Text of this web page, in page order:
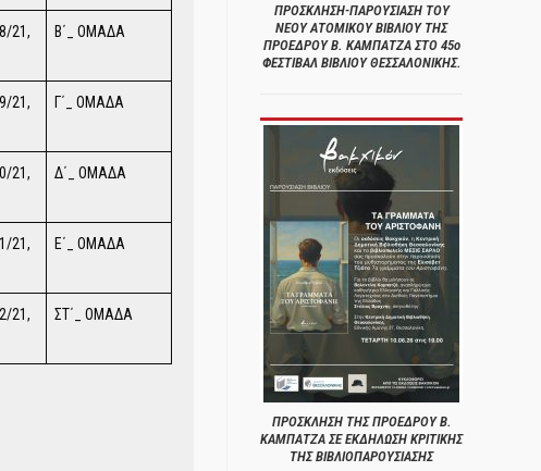
21,
Β΄_ ΟΜΑΔΑ
21,
Γ΄_ ΟΜΑΔΑ
21,
Δ΄_ ΟΜΑΔΑ
21,
Ε΄_ ΟΜΑΔΑ
21,
ΣΤ΄_ ΟΜΑΔΑ
ΠΡΟΣΚΛΗΣΗ-ΠΑΡΟΥΣΙΑΣΗ ΤΟΥ
ΝΕΟΥ ΑΤΟΜΙΚΟΥ ΒΙΒΛΙΟΥ ΤΗΣ
ΠΡΟΕΔΡΟΥ Β. ΚΑΜΠΑΤΖΑ ΣΤΟ 45ο
ΦΕΣΤΙΒΑΛ ΒΙΒΛΙΟΥ ΘΕΣΣΑΛΟΝΙΚΗΣ.
ΠΡΟΣΚΛΗΣΗ ΤΗΣ ΠΡΟΕΔΡΟΥ Β.
ΚΑΜΠΑΤΖΑ ΣΕ ΕΚΔΗΛΩΣΗ ΚΡΙΤΙΚΗΣ
ΤΗΣ ΒΙΒΛΙΟΠΑΡΟΥΣΙΑΣΗΣ